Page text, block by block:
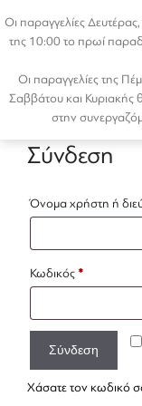
Οι παραγγελίες
της 10:00 το πρωί
Οι παραγγελίες της
Σαββάτου και Κυριακής
στην
σε
περιεχόμενο
Στοιχεία
Σύνδεση
Όνομα χρήστη ή
Κωδικός *Απαιτείται
Σύνδεση
Χάσατε τον κωδικό